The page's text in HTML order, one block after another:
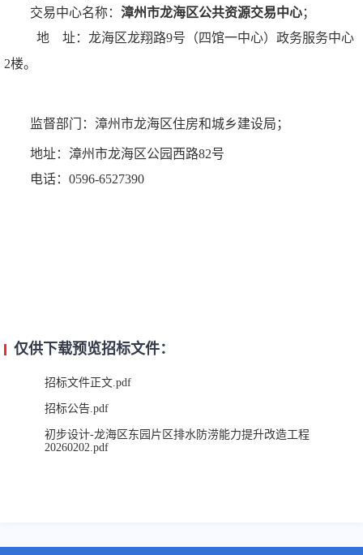
交易中心名称： 漳州市龙海区公共资源交易中心；
地 址： 龙海区龙翔路9号（四馆一中心）政务服务中心
2楼。
监督部门： 漳州市龙海区住房和城乡建设局 ；
地址： 漳州市龙海区公园西路82号
电话： 0596-6527390
仅供下载预览招标文件：
招标文件正文.pdf
招标公告.pdf
初步设计-龙海区东园片区排水防涝能力提升改造工程
20260202.pdf